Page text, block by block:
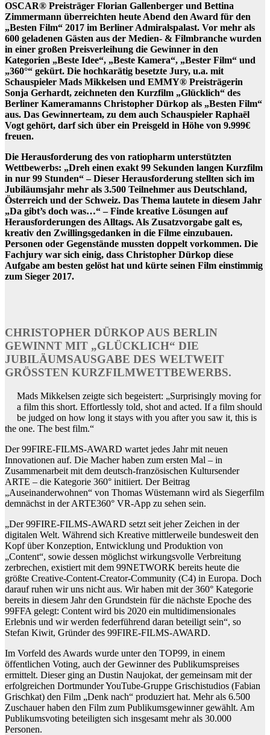
OSCAR® Preisträger Florian Gallenberger und Bettina
Zimmermann überreichten heute Abend den Award für den
„Besten Film“ 2017 im Berliner Admiralspalast. Vor mehr als
600 geladenen Gästen aus der Medien- & Filmbranche wurden
in einer großen Preisverleihung die Gewinner in den
Kategorien „Beste Idee“, „Beste Kamera“, „Bester Film“ und
„360°“ gekürt. Die hochkarätig besetzte Jury, u.a. mit
Schauspieler Mads Mikkelsen und EMMY® Preisträgerin
Sonja Gerhardt, zeichneten den Kurzfilm „Glücklich“ des
Berliner Kameramanns Christopher Dürkop als „Besten Film“
aus. Das Gewinnerteam, zu dem auch Schauspieler Raphaël
Vogt gehört, darf sich über ein Preisgeld in Höhe von 9.999€
freuen.
Die Herausforderung des von ratiopharm unterstützten
Wettbewerbs: „Dreh einen exakt 99 Sekunden langen Kurzfilm
in nur 99 Stunden“ – Dieser Herausforderung stellten sich im
Jubiläumsjahr mehr als 3.500 Teilnehmer aus Deutschland,
Österreich und der Schweiz. Das Thema lautete in diesem Jahr
„Da gibt’s doch was…“ – Finde kreative Lösungen auf
Herausforderungen des Alltags. Als Zusatzvorgabe galt es,
kreativ den Zwillingsgedanken in die Filme einzubauen.
Personen oder Gegenstände mussten doppelt vorkommen. Die
Fachjury war sich einig, dass Christopher Dürkop diese
Aufgabe am besten gelöst hat und kürte seinen Film einstimmig
zum Sieger 2017.
CHRISTOPHER DÜRKOP AUS BERLIN
GEWINNT MIT „GLÜCKLICH“ DIE
JUBILÄUMSAUSGABE DES WELTWEIT
GRÖSSTEN KURZFILMWETTBEWERBS.
Mads Mikkelsen zeigte sich begeistert: „Surprisingly moving for
a film this short. Effortlessly told, shot and acted. If a film should
be judged on how long it stays with you after you saw it, this is
the one. The best film.“
Der 99FIRE-FILMS-AWARD wartet jedes Jahr mit neuen
Innovationen auf. Die Macher haben zum ersten Mal – in
Zusammenarbeit mit dem deutsch-französischen Kultursender
ARTE – die Kategorie 360° initiiert. Der Beitrag
„Auseinanderwohnen“ von Thomas Wüstemann wird als Siegerfilm
demnächst in der ARTE360° VR-App zu sehen sein.
„Der 99FIRE-FILMS-AWARD setzt seit jeher Zeichen in der
digitalen Welt. Während sich Kreative mittlerweile bundesweit den
Kopf über Konzeption, Entwicklung und Produktion von
„Content“, sowie dessen möglichst wirkungsvolle Verbreitung
zerbrechen, existiert mit dem 99NETWORK bereits heute die
größte Creative-Content-Creator-Community (C4) in Europa. Doch
darauf ruhen wir uns nicht aus. Wir haben mit der 360° Kategorie
bereits in diesem Jahr den Grundstein für die nächste Epoche des
99FFA gelegt: Content wird bis 2020 ein multidimensionales
Erlebnis und wir werden federführend daran beteiligt sein“, so
Stefan Kiwit, Gründer des 99FIRE-FILMS-AWARD.
Im Vorfeld des Awards wurde unter den TOP99, in einem
öffentlichen Voting, auch der Gewinner des Publikumspreises
ermittelt. Dieser ging an Dustin Naujokat, der gemeinsam mit der
erfolgreichen Dortmunder YouTube-Gruppe Grischistudios (Fabian
Grischkat) den Film „Denk nach“ produziert hat. Mehr als 6.500
Zuschauer haben den Film zum Publikumsgewinner gewählt. Am
Publikumsvoting beteiligten sich insgesamt mehr als 30.000
Personen.